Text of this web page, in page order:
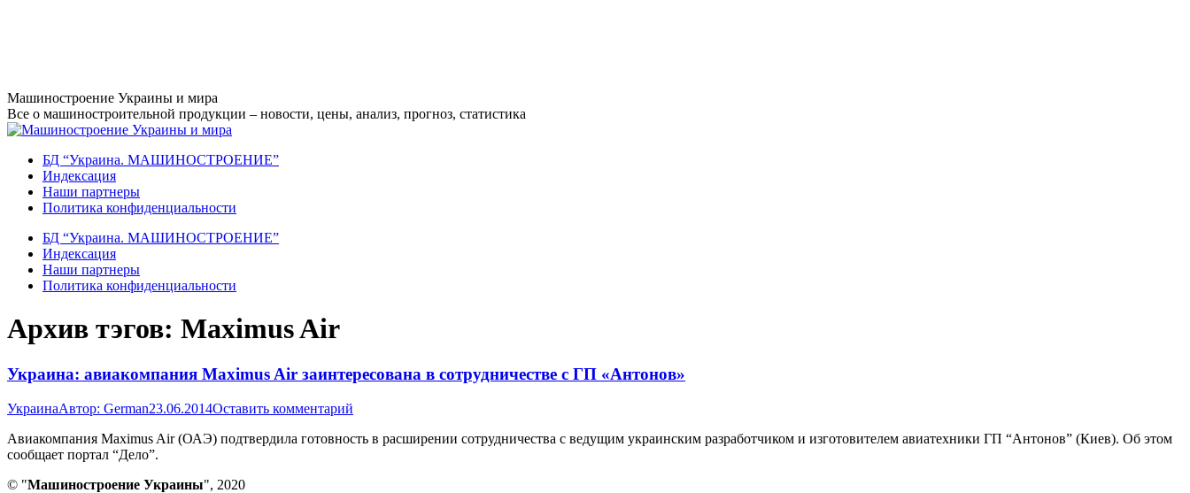
Перейти
к
содержанию
Машиностроение Украины и мира
Все о машиностроительной продукции – новости, цены, анализ, прогноз, статистика
БД “Украина. МАШИНОСТРОЕНИЕ”
Индекcация
Наши партнеры
Политика конфиденциальности
БД “Украина. МАШИНОСТРОЕНИЕ”
Индекcация
Наши партнеры
Политика конфиденциальности
Архив тэгов: Maximus Air
Украина: авиакомпания Maximus Air заинтересована в сотрудничестве с ГП «Антонов»
УкраинаАвтор: German23.06.2014Оставить комментарий
Авиакомпания Maximus Air (ОАЭ) подтвердила готовность в расширении сотрудничества с ведущим украинским разработчиком и изготовителем авиатехники ГП “Антонов” (Киев). Об этом
сообщает портал “Дело”.
© "Машиностроение Украины", 2020